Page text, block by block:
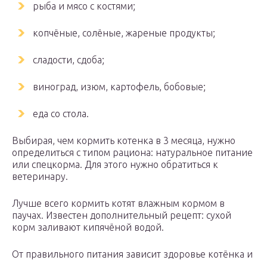
рыба и мясо с костями;
копчёные, солёные, жареные продукты;
сладости, сдоба;
виноград, изюм, картофель, бобовые;
еда со стола.
Выбирая, чем кормить котенка в 3 месяца, нужно
определиться с типом рациона: натуральное питание
или спецкорма. Для этого нужно обратиться к
ветеринару.
Лучше всего кормить котят влажным кормом в
паучах. Известен дополнительный рецепт: сухой
корм заливают кипячёной водой.
От правильного питания зависит здоровье котёнка и